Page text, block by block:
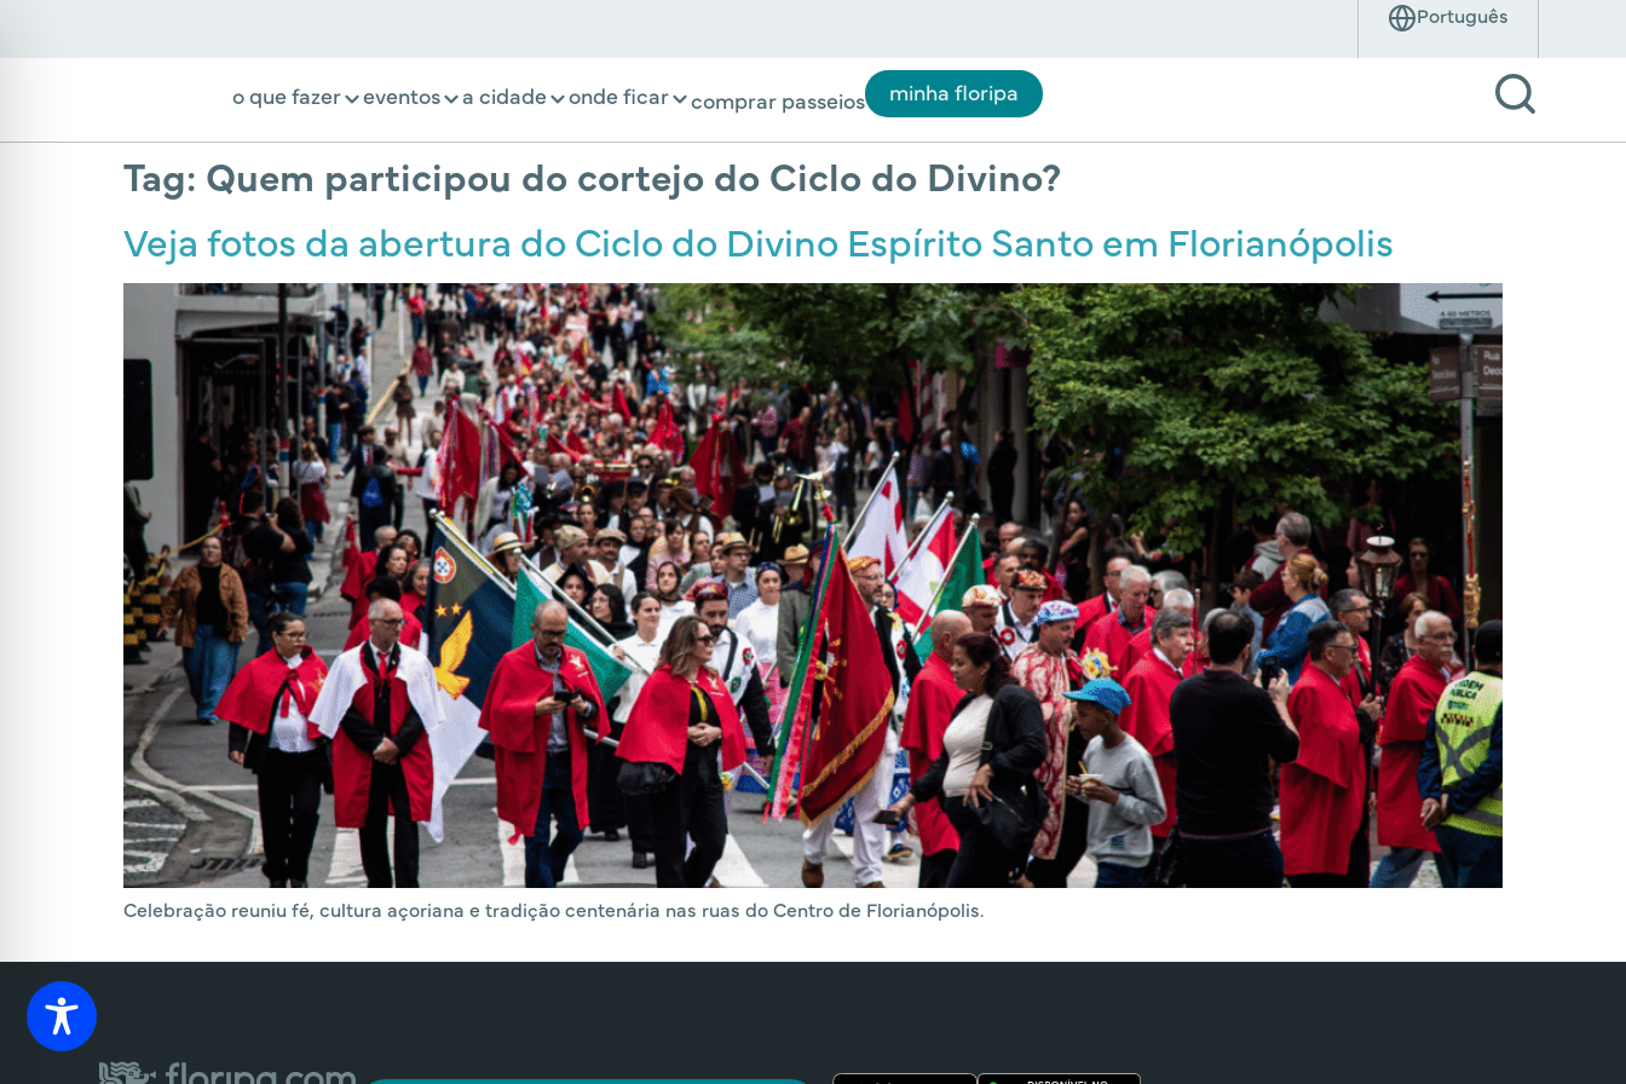
o que fazer eventos a cidade onde ficar comprar passeios minha floripa
Tag: Quem participou do cortejo do Ciclo do Divino?
Veja fotos da abertura do Ciclo do Divino Espírito Santo em Florianópolis
Celebração reuniu fé, cultura açoriana e tradição centenária nas ruas do Centro de Florianópolis.